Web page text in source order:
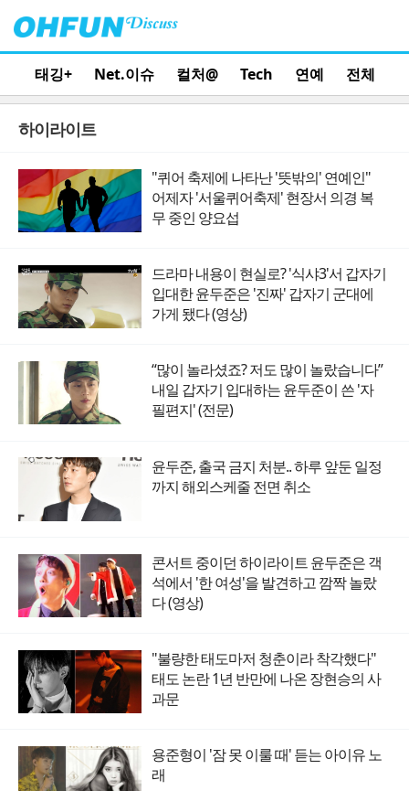
태깅+ Net.이슈 컬처@ Tech 연예 전체
하이라이트
"퀴어 축제에 나타난 '뜻밖의' 연예인"
어제자 '서울퀴어축제' 현장서 의경 복
무 중인 양요섭
드라마 내용이 현실로? '식샤3'서 갑자기
입대한 윤두준은 '진짜' 갑자기 군대에
가게 됐다 (영상)
“많이 놀라셨죠? 저도 많이 놀랐습니다”
내일 갑자기 입대하는 윤두준이 쓴 '자
필편지' (전문)
윤두준, 출국 금지 처분.. 하루 앞둔 일정
까지 해외스케줄 전면 취소
콘서트 중이던 하이라이트 윤두준은 객
석에서 '한 여성'을 발견하고 깜짝 놀랐
다 (영상)
"불량한 태도마저 청춘이라 착각했다"
태도 논란 1년 반만에 나온 장현승의 사
과문
용준형이 '잠 못 이룰 때' 듣는 아이유 노
래